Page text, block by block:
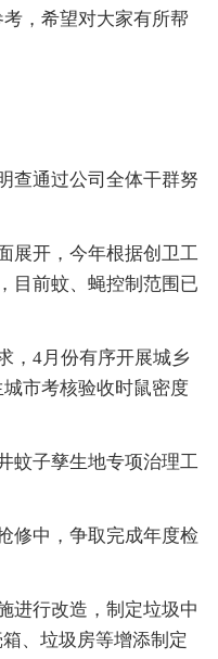
，希望对大家有所帮
查通过公司全体干群努
展开，今年根据创卫工
目前蚊、蝇控制范围已
，4月份有序开展城乡
市考核验收时鼠密度
蚊子孳生地专项治理工
修中，争取完成年度检
进行改造，制定垃圾中
、垃圾房等增添制定